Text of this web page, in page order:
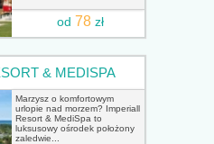
od 78zł
& MEDISPA
Marzysz o komfortowym
urlopie nad morzem? Imperiall
Resort & MediSpa to
luksusowy ośrodek położony
zaledwie...